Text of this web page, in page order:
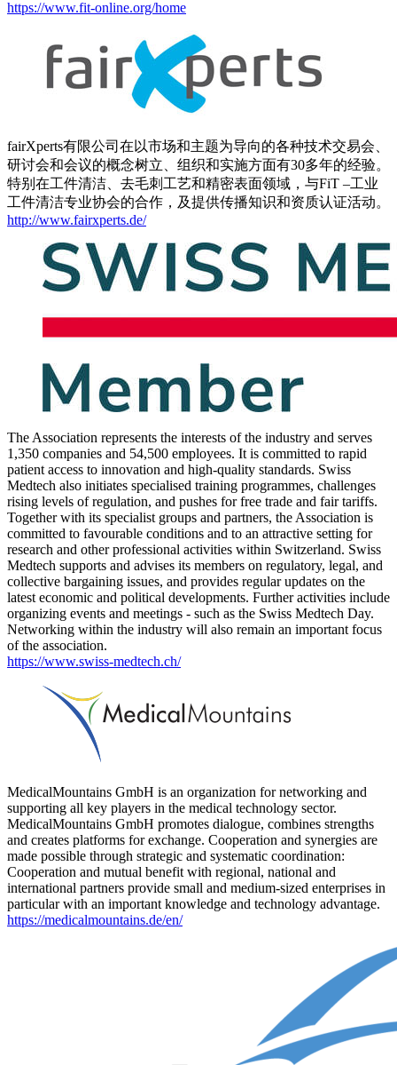
https://www.fit-online.org/home
fairXperts有限公司在以市场和主题为导向的各种技术交易会、
研讨会和会议的概念树立、组织和实施方面有30多年的经验。
特别在工件清洁、去毛刺工艺和精密表面领域，与FiT –工业
工件清洁专业协会的合作，及提供传播知识和资质认证活动。
http://www.fairxperts.de/
The Association represents the interests of the industry and serves
1,350 companies and 54,500 employees. It is committed to rapid
patient access to innovation and high-quality standards. Swiss
Medtech also initiates specialised training programmes, challenges
rising levels of regulation, and pushes for free trade and fair tariffs.
Together with its specialist groups and partners, the Association is
committed to favourable conditions and to an attractive setting for
research and other professional activities within Switzerland. Swiss
Medtech supports and advises its members on regulatory, legal, and
collective bargaining issues, and provides regular updates on the
latest economic and political developments. Further activities include
organizing events and meetings - such as the Swiss Medtech Day.
Networking within the industry will also remain an important focus
of the association.
https://www.swiss-medtech.ch/
MedicalMountains GmbH is an organization for networking and
supporting all key players in the medical technology sector.
MedicalMountains GmbH promotes dialogue, combines strengths
and creates platforms for exchange. Cooperation and synergies are
made possible through strategic and systematic coordination:
Cooperation and mutual benefit with regional, national and
international partners provide small and medium-sized enterprises in
particular with an important knowledge and technology advantage.
https://medicalmountains.de/en/